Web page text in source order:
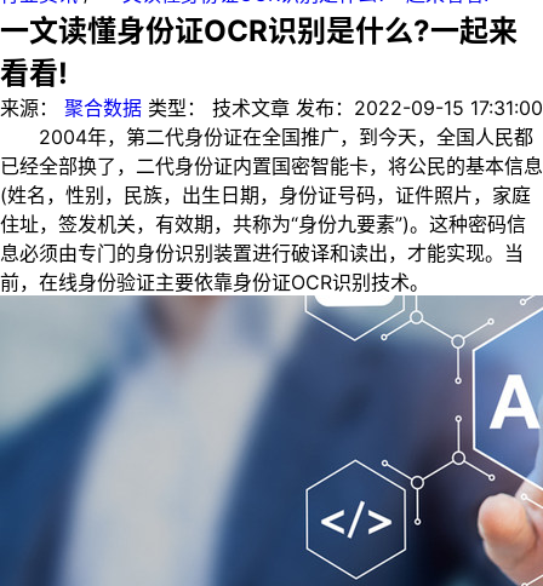
一文读懂身份证OCR识别是什么?一起来
看看!
来源： 聚合数据 类型： 技术文章 发布： 2022-09-15 17:31:00
2004年，第二代身份证在全国推广，到今天，全国人民都
已经全部换了，二代身份证内置国密智能卡，将公民的基本信息
(姓名，性别，民族，出生日期，身份证号码，证件照片，家庭
住址，签发机关，有效期，共称为“身份九要素”)。这种密码信
息必须由专门的身份识别装置进行破译和读出，才能实现。当
前，在线身份验证主要依靠身份证OCR识别技术。